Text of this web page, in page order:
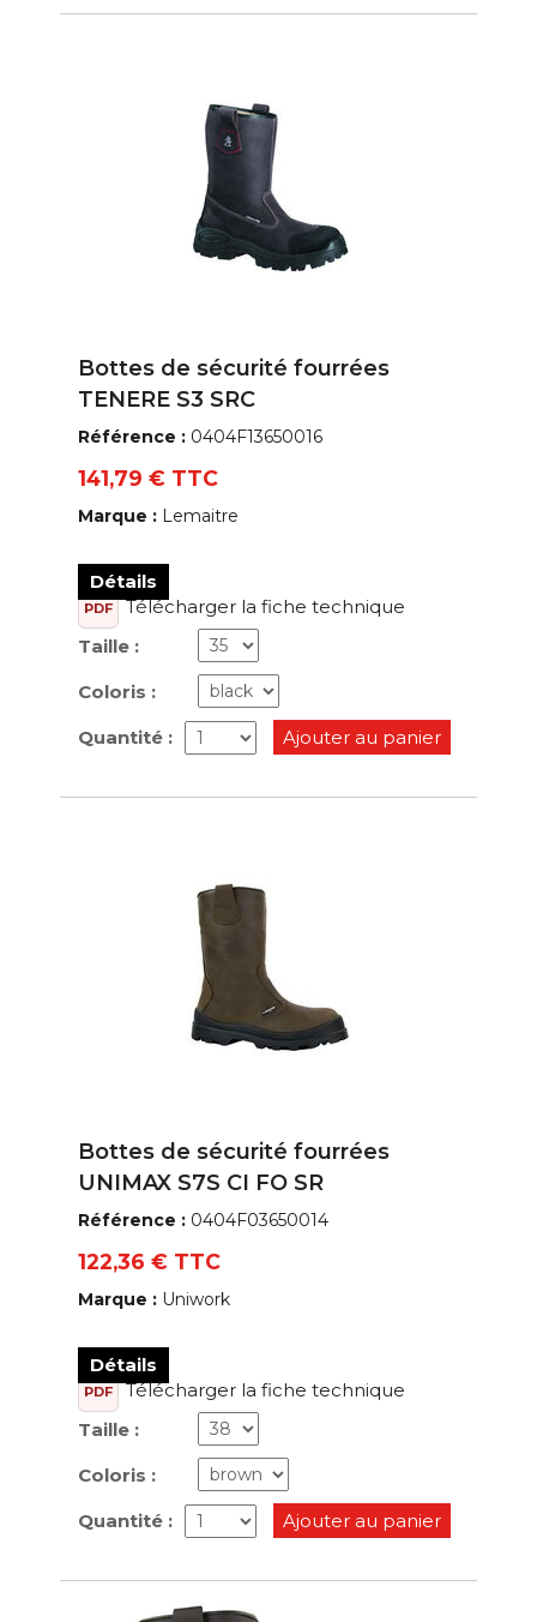
Bottes de sécurité fourrées
TENERE S3 SRC
Référence : 0404F13650016
141,79 € TTC
Marque : Lemaitre
Détails
PDF
Télécharger la fiche technique
Taille :
Coloris :
Quantité : Ajouter au panier
Bottes de sécurité fourrées
UNIMAX S7S CI FO SR
Référence : 0404F03650014
122,36 € TTC
Marque : Uniwork
Détails
PDF
Télécharger la fiche technique
Taille :
Coloris :
Quantité : Ajouter au panier